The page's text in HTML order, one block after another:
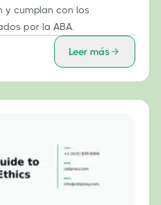
y cumplan con los
por la ABA.
Leer más